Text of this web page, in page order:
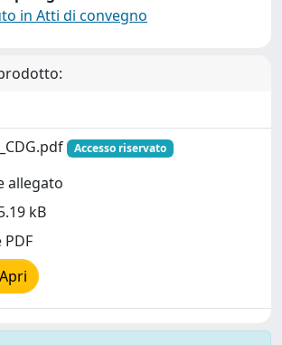
in Atti di convegno
Accesso riservato
allegato
kB